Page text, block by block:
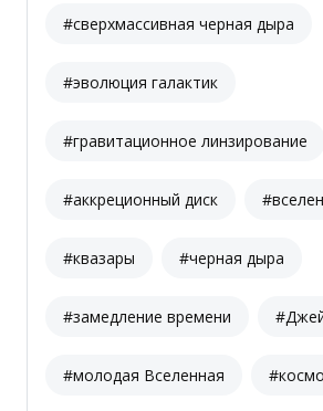
#сверхмассивная черная дыра
#эволюция галактик
#гравитационное линзирование
#аккреционный диск
#квазары #черная дыра
#замедление времени
#молодая Вселенная